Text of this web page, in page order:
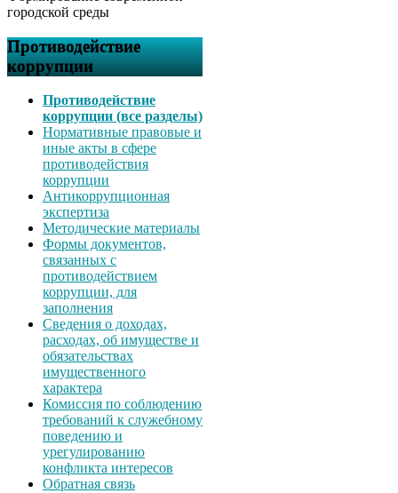
городской среды
Противодействие
коррупции
Противодействие
коррупции (все разделы)
Нормативные правовые и
иные акты в сфере
противодействия
коррупции
Антикоррупционная
экспертиза
Методические материалы
Формы документов,
связанных с
противодействием
коррупции, для
заполнения
Сведения о доходах,
расходах, об имуществе и
обязательствах
имущественного
характера
Комиссия по соблюдению
требований к служебному
поведению и
урегулированию
конфликта интересов
Обратная связь